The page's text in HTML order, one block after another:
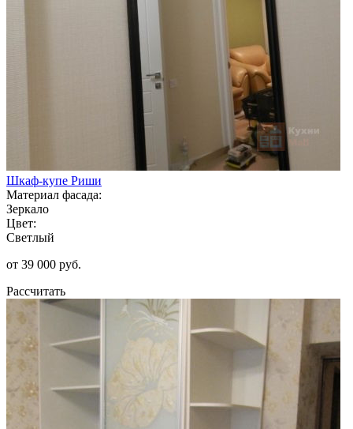
Шкаф-купе Риши
Материал фасада:
Зеркало
Цвет:
Светлый
от 39 000 руб.
Рассчитать